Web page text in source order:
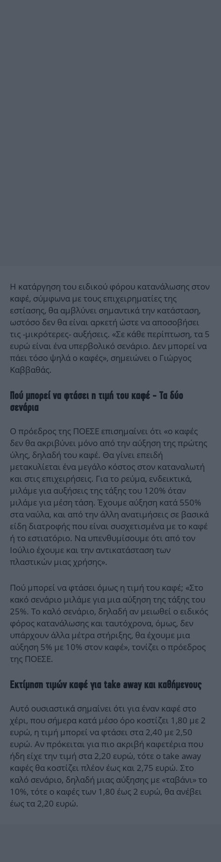
Η κατάργηση του ειδικού φόρου κατανάλωσης στον
καφέ, σύμφωνα με τους επιχειρηματίες της
εστίασης, θα αμβλύνει σημαντικά την κατάσταση,
ωστόσο δεν θα είναι αρκετή ώστε να αποσοβήσει
τις -μικρότερες- αυξήσεις. «Σε κάθε περίπτωση, τα 5
ευρώ είναι ένα υπερβολικό σενάριο. Δεν μπορεί να
πάει τόσο ψηλά ο καφές», σημειώνει ο Γιώργος
Καββαθάς.
Πού μπορεί να φτάσει η τιμή του καφέ - Τα δύο
σενάρια
Ο πρόεδρος της ΠΟΕΣΕ επισημαίνει ότι «ο καφές
δεν θα ακριβύνει μόνο από την αύξηση της πρώτης
ύλης, δηλαδή του καφέ. Θα γίνει επειδή
μετακυλίεται ένα μεγάλο κόστος στον καταναλωτή
και στις επιχειρήσεις. Για το ρεύμα, ενδεικτικά,
μιλάμε για αυξήσεις της τάξης του 120% όταν
μιλάμε για μέση τάση. Έχουμε αύξηση κατά 550%
στα ναύλα, και από την άλλη ανατιμήσεις σε βασικά
είδη διατροφής που είναι συσχετισμένα με το καφέ
ή το εστιατόριο. Να υπενθυμίσουμε ότι από τον
Ιούλιο έχουμε και την αντικατάσταση των
πλαστικών μιας χρήσης».
Πού μπορεί να φτάσει όμως η τιμή του καφέ; «Στο
κακό σενάριο μιλάμε για μια αύξηση της τάξης του
25%. Το καλό σενάριο, δηλαδή αν μειωθεί ο ειδικός
φόρος κατανάλωσης και ταυτόχρονα, όμως, δεν
υπάρχουν άλλα μέτρα στήριξης, θα έχουμε μια
αύξηση 5% με 10% στον καφέ», τονίζει ο πρόεδρος
της ΠΟΕΣΕ.
Εκτίμηση τιμών καφέ για take away και καθήμενους
Αυτό ουσιαστικά σημαίνει ότι για έναν καφέ στο
χέρι, που σήμερα κατά μέσο όρο κοστίζει 1,80 με 2
ευρώ, η τιμή μπορεί να φτάσει στα 2,40 με 2,50
ευρώ. Αν πρόκειται για πιο ακριβή καφετέρια που
ήδη είχε την τιμή στα 2,20 ευρώ, τότε ο take away
καφές θα κοστίζει πλέον έως και 2,75 ευρώ. Στο
καλό σενάριο, δηλαδή μιας αύξησης με «ταβάνι» το
10%, τότε ο καφές των 1,80 έως 2 ευρώ, θα ανέβει
έως τα 2,20 ευρώ.